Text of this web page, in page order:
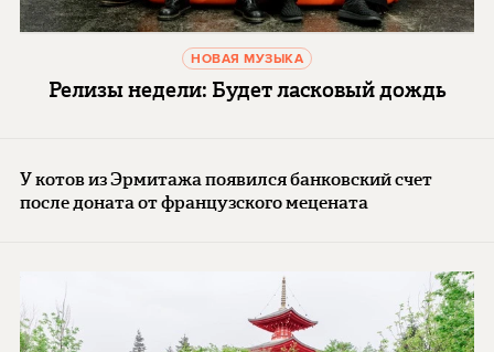
НОВАЯ МУЗЫКА
Релизы недели: Будет ласковый дождь
У котов из Эрмитажа появился банковский счет
после доната от французского мецената